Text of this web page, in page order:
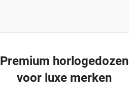
Premium horlogedozen
voor luxe merken